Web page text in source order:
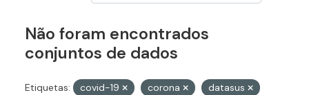
Não foram encontrados
conjuntos de dados
Etiquetas: covid-19 corona
datasus